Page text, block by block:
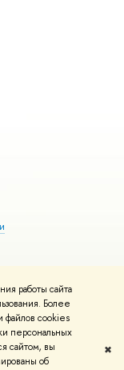
работы сайта
Более
файлов cookies
персональных
сайтом, вы
об
✖